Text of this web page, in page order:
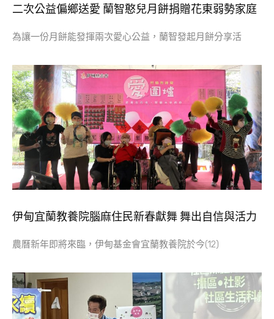
二次公益偏鄉送愛 蘭智憨兒月餅捐贈花東弱勢家庭
為讓一份月餅能發揮兩次愛心公益，蘭智發起月餅分享活
伊甸宜蘭教養院腦麻住民新春獻舞 舞出自信與活力
農曆新年即將來臨，伊甸基金會宜蘭教養院於今(12)